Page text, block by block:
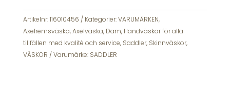
Tan
mängd
Artikelnr:116010456 Kategorier:VARUMÄRKEN,
Axelremsväska,Axelväska, Dam, Handväskor för alla
tillfällen med kvalité och service, Saddler, Skinnväskor,
VÄSKOR
Varumärke: SADDLER